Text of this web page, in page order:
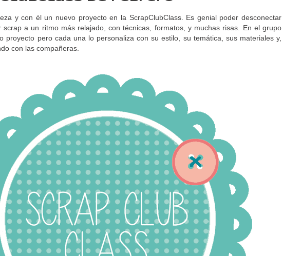
y con él un nuevo proyecto en la ScrapClubClass. Es genial poder desconectar
scrap a un ritmo más relajado, con técnicas, formatos, y muchas risas. En el grupo
proyecto pero cada una lo personaliza con su estilo, su temática, sus materiales y,
con las compañeras.